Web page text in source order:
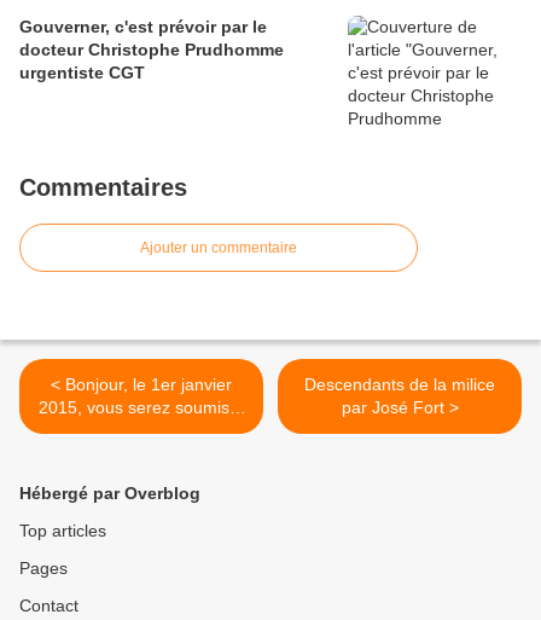
Gouverner, c'est prévoir par le
docteur Christophe Prudhomme
urgentiste CGT
Commentaires
Ajouter un commentaire
< Bonjour, le 1er janvier
2015, vous serez soumis à
l'article 20 de la loi de
Descendants de la milice
par José Fort >
Hébergé par Overblog
Top articles
Pages
Contact